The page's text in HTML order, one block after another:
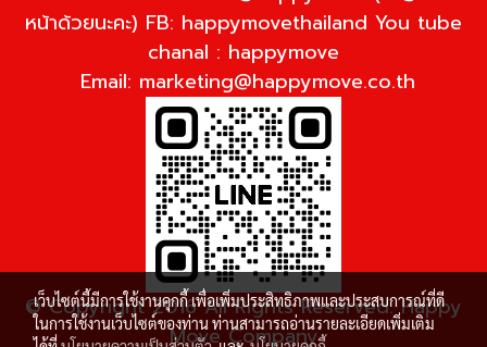
หน้าด้วยนะคะ) FB: happymovethailand You tube
chanal : happymove
Email: marketing@happymove.co.th
© Copyright 2016 All Rights Reserved. Happy
Move Company
เว็บไซต์นี้มีการใช้งานคุกกี้ เพื่อเพิ่มประสิทธิภาพและประสบการณ์ที่ดี
ในการใช้งานเว็บไซต์ของท่าน ท่านสามารถอ่านรายละเอียดเพิ่มเติม